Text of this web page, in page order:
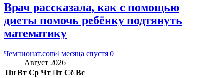
Врач рассказала, как с помощью
диеты помочь ребёнку подтянуть
математику
Чемпионат.com4 месяца спустя 0
Август 2026
Пн Вт Ср Чт Пт Сб Вс